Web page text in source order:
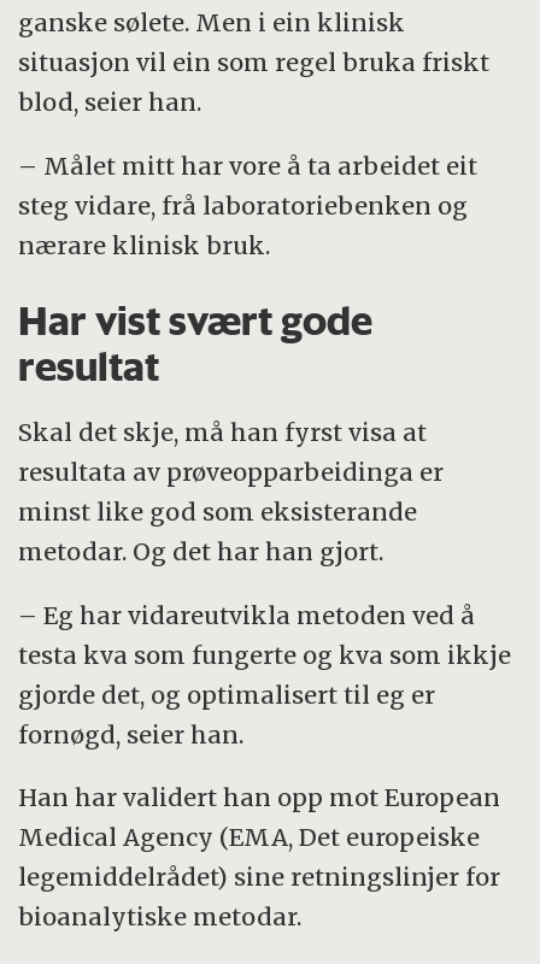
ganske sølete. Men i ein klinisk
situasjon vil ein som regel bruka friskt
blod, seier han.
– Målet mitt har vore å ta arbeidet eit
steg vidare, frå laboratoriebenken og
nærare klinisk bruk.
Har vist svært gode
resultat
Skal det skje, må han fyrst visa at
resultata av prøveopparbeidinga er
minst like god som eksisterande
metodar. Og det har han gjort.
– Eg har vidareutvikla metoden ved å
testa kva som fungerte og kva som ikkje
gjorde det, og optimalisert til eg er
fornøgd, seier han.
Han har validert han opp mot European
Medical Agency (EMA, Det europeiske
legemiddelrådet) sine retningslinjer for
bioanalytiske metodar.